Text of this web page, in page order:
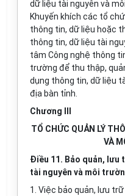
dữ liệu tài nguyên và
Khuyến khích các tổ
thông tin, dữ liệu hoặc
thông tin, dữ liệu tài
tâm Công nghệ thông
trường để thu thập,
dụng thông tin, dữ liệu
địa bàn tỉnh.
Chương III
TỔ CHỨC QUẢN LÝ
VÀ
Điều 11. Bảo quản, lưu
tài nguyên và môi
1. Việc bảo quản, lưu